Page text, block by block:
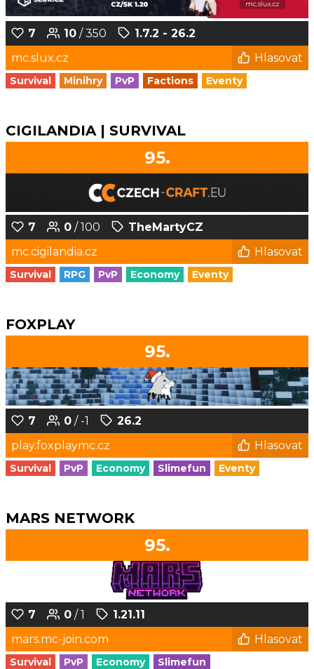
7 10 / 350
1.7.2 - 26.2
mc.slux.cz
Hlasovat
Survival Minihry PvP Factions Eventy
CIGILANDIA | SURVIVAL
95.
7 0 / 100
TheMartyCZ
mc.cigilandia.cz
Hlasovat
Survival RPG PvP Economy Eventy
FOXPLAY
95.
7 0 / -1
26.2
play.foxplaymc.cz
Hlasovat
Survival PvP Economy Slimefun Eventy
MARS NETWORK
95.
7 0 / 1
1.21.11
mars.mc-join.com
Hlasovat
Survival PvP Economy Slimefun